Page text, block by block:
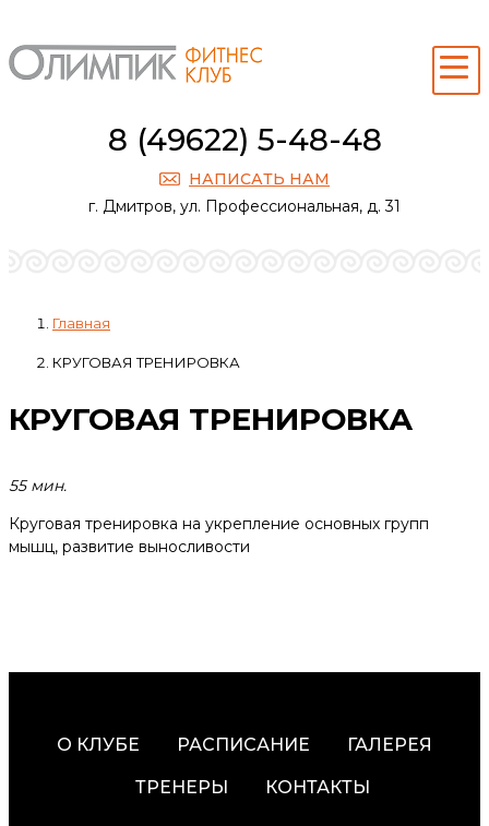
8 (49622) 5-48-48
НАПИСАТЬ НАМ
г. Дмитров, ул. Профессиональная, д. 31
Главная
КРУГОВАЯ ТРЕНИРОВКА
КРУГОВАЯ ТРЕНИРОВКА
55 мин.
Круговая тренировка на укрепление основных групп
мышц, развитие выносливости
О КЛУБЕ РАСПИСАНИЕ ГАЛЕРЕЯ
ТРЕНЕРЫ КОНТАКТЫ